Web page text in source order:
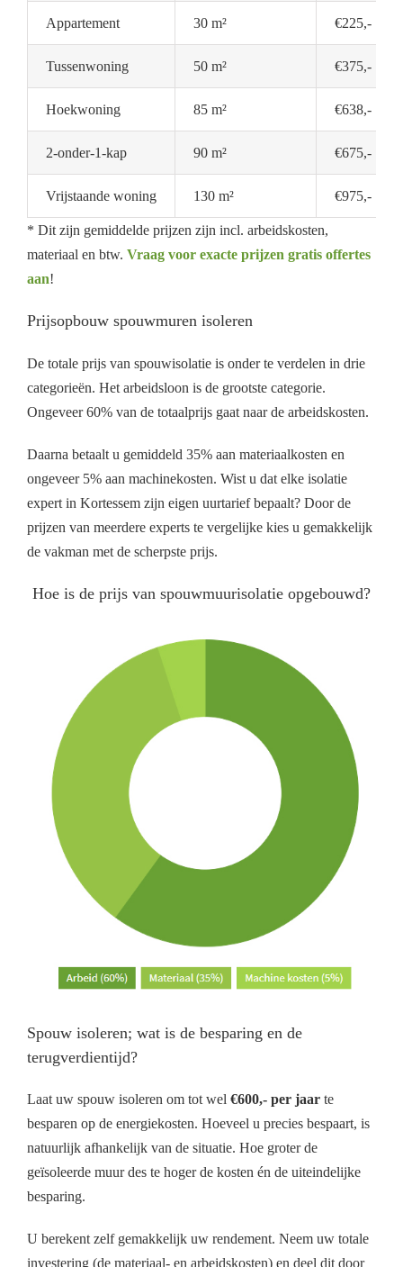
Appartement 30 m² €225,-
Tussenwoning 50 m² €375,-
Hoekwoning 85 m² €638,-
2-onder-1-kap 90 m² €675,-
Vrijstaande woning 130 m² €975,-
* Dit zijn gemiddelde prijzen zijn incl. arbeidskosten,
materiaal en btw. Vraag voor exacte prijzen gratis offertes
aan!
Prijsopbouw spouwmuren isoleren
De totale prijs van spouwisolatie is onder te verdelen in drie
categorieën. Het arbeidsloon is de grootste categorie.
Ongeveer 60% van de totaalprijs gaat naar de arbeidskosten.
Daarna betaalt u gemiddeld 35% aan materiaalkosten en
ongeveer 5% aan machinekosten. Wist u dat elke isolatie
expert in Kortessem zijn eigen uurtarief bepaalt? Door de
prijzen van meerdere experts te vergelijke kies u gemakkelijk
de vakman met de scherpste prijs.
Hoe is de prijs van spouwmuurisolatie opgebouwd?
Spouw isoleren; wat is de besparing en de
terugverdientijd?
Laat uw spouw isoleren om tot wel €600,- per jaar te
besparen op de energiekosten. Hoeveel u precies bespaart, is
natuurlijk afhankelijk van de situatie. Hoe groter de
geïsoleerde muur des te hoger de kosten én de uiteindelijke
besparing.
U berekent zelf gemakkelijk uw rendement. Neem uw totale
investering (de materiaal- en arbeidskosten) en deel dit door